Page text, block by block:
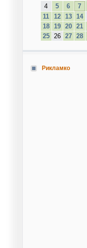
4
5 6 7
11
12 13 14
18
19 20 21
25
26 27 28
Рикламко